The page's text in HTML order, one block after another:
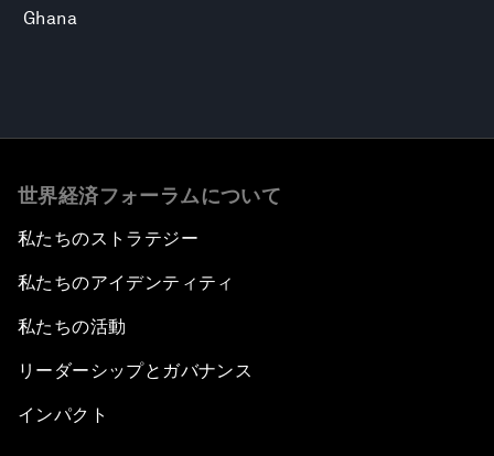
Ghana
世界経済フォーラムについて
私たちのストラテジー
私たちのアイデンティティ
私たちの活動
リーダーシップとガバナンス
インパクト